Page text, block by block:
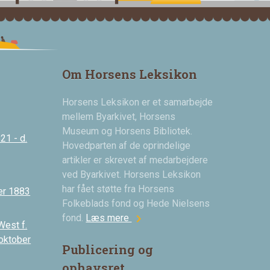
- d.
1883
f.
Om Horsens Leksikon
Horsens Leksikon er et samarbejde
mellem Byarkivet, Horsens
Museum og Horsens Bibliotek.
Hovedparten af de oprindelige
artikler er skrevet af medarbejdere
ved Byarkivet. Horsens Leksikon
har fået støtte fra Horsens
Folkeblads fond og Hede Nielsens
fond. Læs mere chevron_right
Publicering og